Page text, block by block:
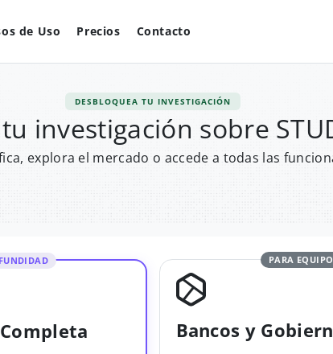
de Uso Precios Contacto
DESBLOQUEA TU INVESTIGACIÓN
investigación sobre
explora el mercado o accede a todas las
PARA
Bancos y